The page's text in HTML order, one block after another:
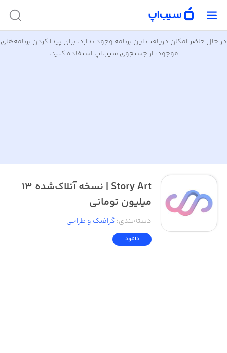
در حال حاضر امکان دریافت این برنامه وجود ندارد. برای پیدا کردن برنامه‌های
موجود، از جستجوی سیب‌اپ استفاده کنید.
Story Art | نسخه آنلاک‌شده ۱۳
میلیون تومانی
دسته‌بندی: گرافیک و طراحی
دانلود